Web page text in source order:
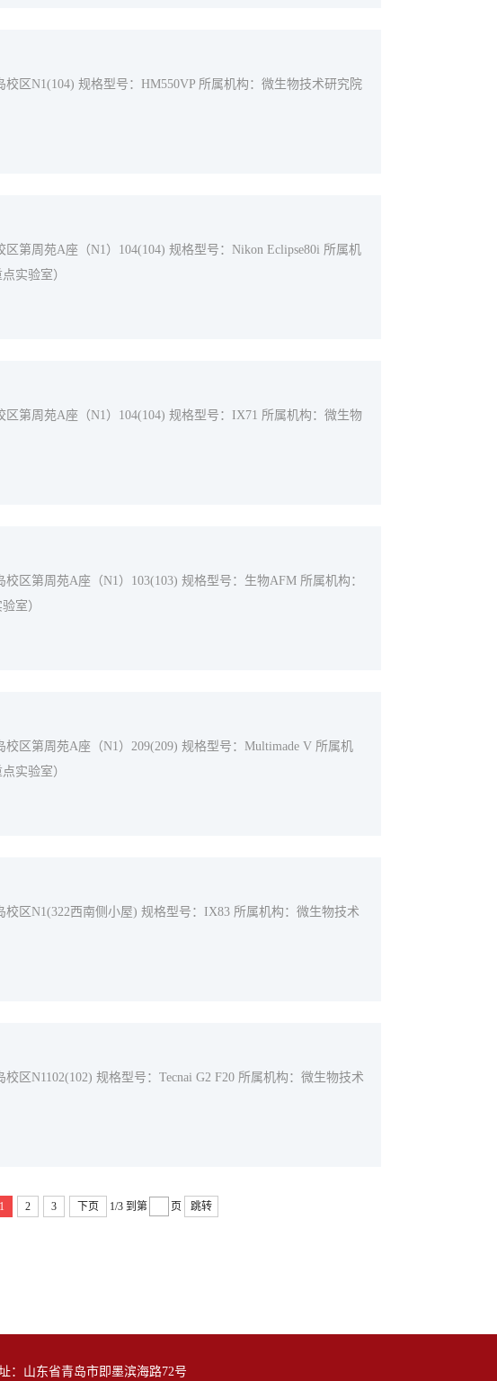
区N1(104) 规格型号：HM550VP 所属机构：微生物技术研究院
第周苑A座（N1）104(104) 规格型号：Nikon Eclipse80i 所属机
实验室）
第周苑A座（N1）104(104) 规格型号：IX71 所属机构：微生物
区第周苑A座（N1）103(103) 规格型号：生物AFM 所属机构：
室）
区第周苑A座（N1）209(209) 规格型号：Multimade V 所属机
实验室）
区N1(322西南侧小屋) 规格型号：IX83 所属机构：微生物技术
区N1102(102) 规格型号：Tecnai G2 F20 所属机构：微生物技术
1 2 3 下页 1/3 到第 页 跳转
：山东省青岛市即墨滨海路72号